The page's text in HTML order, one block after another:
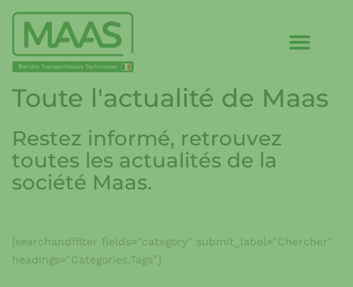
Toute l'actualité de Maas
Restez informé, retrouvez
toutes les actualités de la
société Maas.
[searchandfilter fields="category" submit_label="Chercher"
headings="Catégories,Tags"]